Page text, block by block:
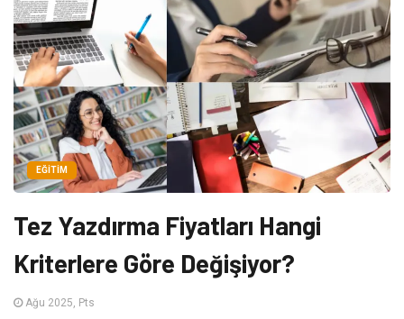
EĞITIM
Tez Yazdırma Fiyatları Hangi
Kriterlere Göre Değişiyor?
Ağu 2025, Pts